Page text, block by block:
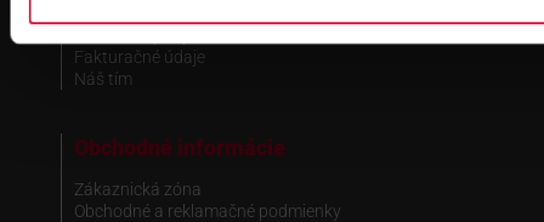
Fakturačné údaje
Náš tím
Obchodné informácie
Zákaznická zóna
Obchodné a reklamačné podmienky